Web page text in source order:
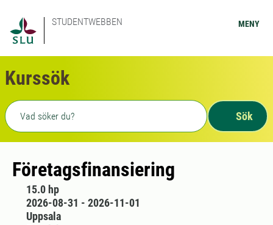
STUDENTWEBBEN MENY
Kurssök
Fritext sökning
Sök
Företagsfinansiering
15.0 hp
2026-08-31 - 2026-11-01
Uppsala